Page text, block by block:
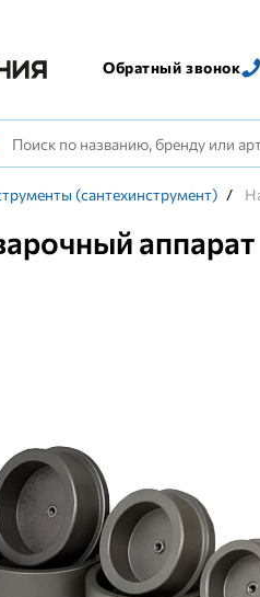
Обратный звонок
(сантехинструмент) /
аппарат